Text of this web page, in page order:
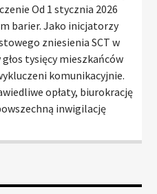
Od 1 stycznia 2026
barier. Jako inicjatorzy
zniesienia SCT w
tysięcy mieszkańców
komunikacyjnie.
opłaty, biurokrację
inwigilację